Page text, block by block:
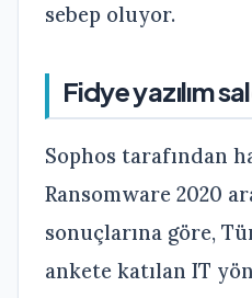
sebep oluyor.
Fidye yazılım
Sophos tarafından
Ransomware 2020
sonuçlarına göre,
ankete katılan IT